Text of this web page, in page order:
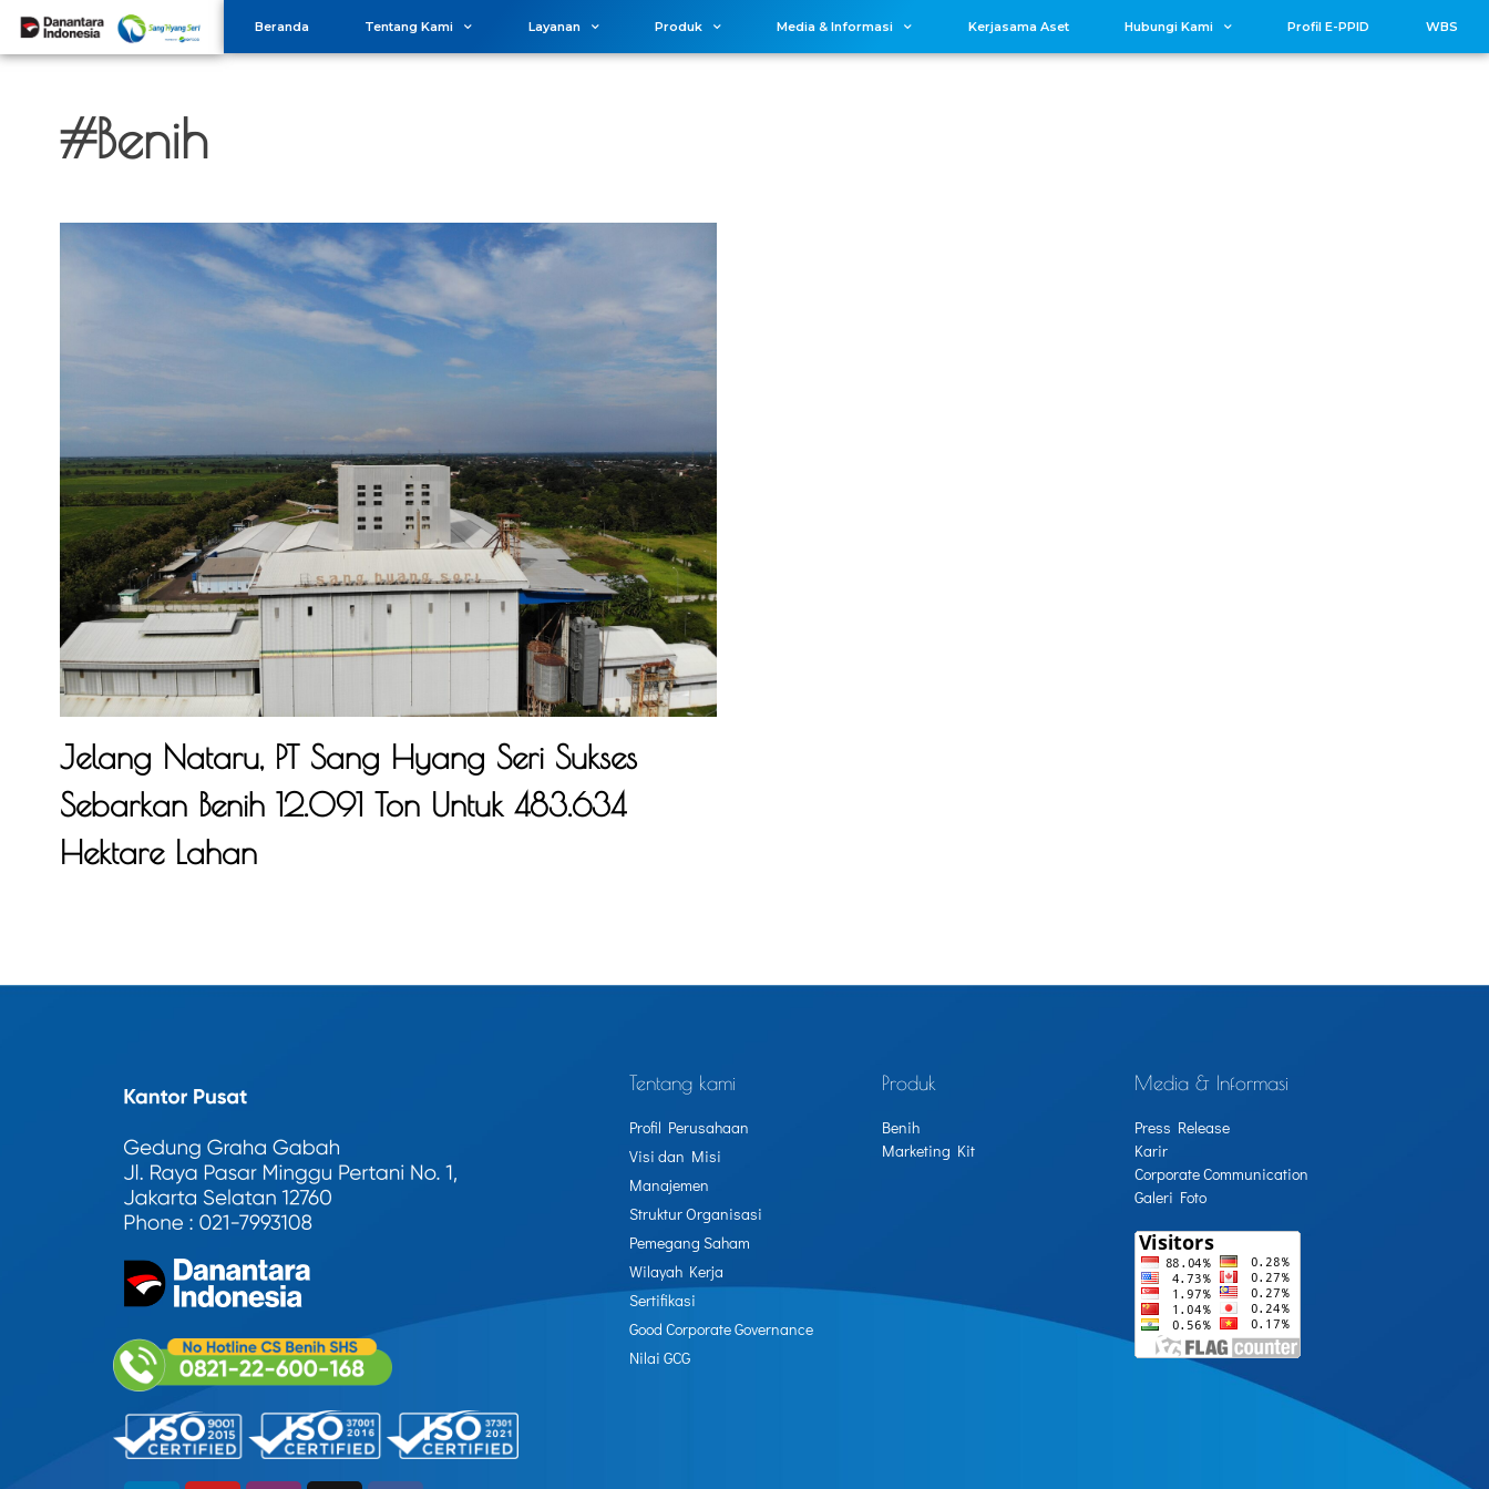
Beranda Tentang Kami Layanan Produk Media & Informasi Kerjasama Aset Hubungi Kami Profil E-PPID WBS
#Benih
Jelang Nataru, PT Sang Hyang Seri Sukses
Sebarkan Benih 12.091 Ton Untuk 483.634
Hektare Lahan
Tentang kami
Profil Perusahaan
Visi dan Misi
Manajemen
Struktur Organisasi
Pemegang Saham
Wilayah Kerja
Sertifikasi
Good Corporate Governance
Nilai GCG
Produk
Benih
Marketing Kit
Media & Informasi
Press Release
Karir
Corporate Communication
Galeri Foto